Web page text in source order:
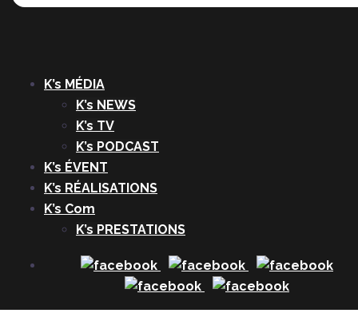
K’s MÉDIA
K’s NEWS
K’s TV
K’s PODCAST
K’s ÉVENT
K’s RÉALISATIONS
K’s Com
K’s PRESTATIONS